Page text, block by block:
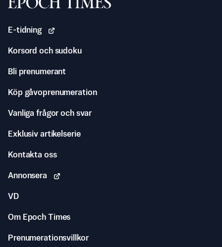
E-tidning
Korsord och sudoku
Bli prenumerant
Köp gåvoprenumeration
Vanliga frågor och svar
Exklusiv artikelserie
Kontakta oss
Annonsera
VD
Om Epoch Times
Prenumerationsvillkor